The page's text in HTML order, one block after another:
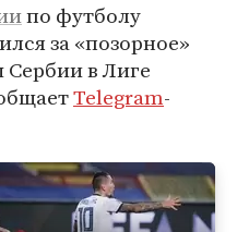
по футболу
за «позорное»
в Лиге
Telegram-